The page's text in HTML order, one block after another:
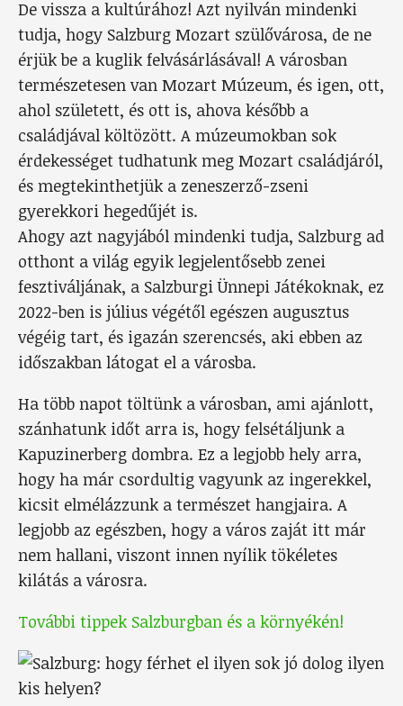
De vissza a kultúrához! Azt nyilván mindenki
tudja, hogy Salzburg Mozart szülővárosa, de ne
érjük be a kuglik felvásárlásával! A városban
természetesen van Mozart Múzeum, és igen, ott,
ahol született, és ott is, ahova később a
családjával költözött. A múzeumokban sok
érdekességet tudhatunk meg Mozart családjáról,
és megtekinthetjük a zeneszerző-zseni
gyerekkori hegedűjét is.
Ahogy azt nagyjából mindenki tudja, Salzburg ad
otthont a világ egyik legjelentősebb zenei
fesztiváljának, a Salzburgi Ünnepi Játékoknak, ez
2022-ben is július végétől egészen augusztus
végéig tart, és igazán szerencsés, aki ebben az
időszakban látogat el a városba.
Ha több napot töltünk a városban, ami ajánlott,
szánhatunk időt arra is, hogy felsétáljunk a
Kapuzinerberg dombra. Ez a legjobb hely arra,
hogy ha már csordultig vagyunk az ingerekkel,
kicsit elmélázzunk a természet hangjaira. A
legjobb az egészben, hogy a város zaját itt már
nem hallani, viszont innen nyílik tökéletes
kilátás a városra.
További tippek Salzburgban és a környékén!